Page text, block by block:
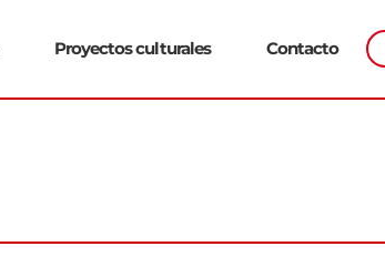
Proyectos culturales Contacto